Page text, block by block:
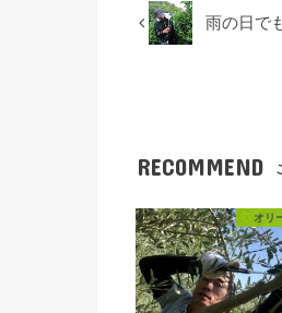
雨の日で
RECOMMEND
オリ